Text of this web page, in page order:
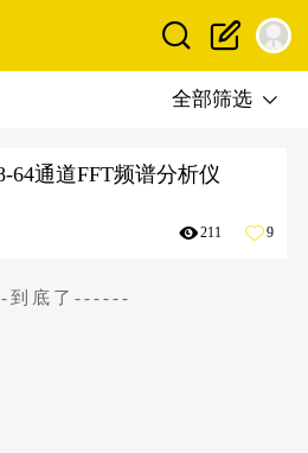
全部筛选
64通道FFT频谱分析仪
211 9
底了------